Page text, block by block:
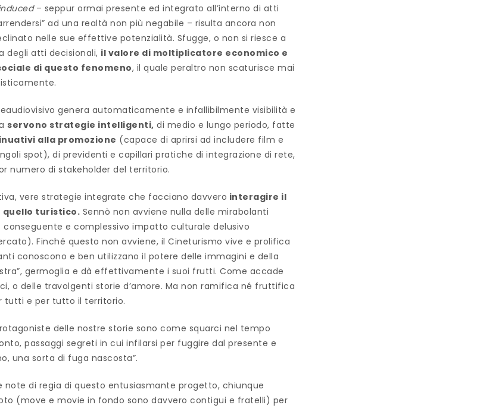
– seppur ormai presente ed integrato all’interno di atti
ad una realtà non più negabile – risulta ancora non
nelle sue effettive potenzialità. Sfugge, o non si riesce a
degli atti decisionali, il valore di moltiplicatore economico e
di questo fenomeno, il quale peraltro non scaturisce mai
genera automaticamente e infallibilmente visibilità e
servono strategie intelligenti, di medio e lungo periodo, fatte
alla promozione (capace di aprirsi ad includere film e
spot), di previdenti e capillari pratiche di integrazione di rete,
numero di stakeholder del territorio.
vere strategie integrate che facciano davvero interagire il
quello turistico. Sennò non avviene nulla delle mirabolanti
e complessivo impatto culturale delusivo
Finché questo non avviene, il Cineturismo vive e prolifica
conoscono e ben utilizzano il potere delle immagini e della
germoglia e dà effettivamente i suoi frutti. Come accade
o delle travolgenti storie d’amore. Ma non ramifica né fruttifica
tutti e per tutto il territorio.
delle nostre storie sono come squarci nel tempo
passaggi segreti in cui infilarsi per fuggire dal presente e
una sorta di fuga nascosta”.
note di regia di questo entusiasmante progetto, chiunque
(move e movie in fondo sono davvero contigui e fratelli) per